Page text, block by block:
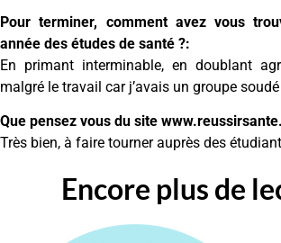
Pour terminer, comment avez vous
année des études de santé ?:
En primant interminable, en doublant
malgré le travail car j’avais un groupe
Que pensez vous du site
Très bien, à faire tourner auprès des
Encore plus de